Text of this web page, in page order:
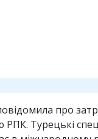
про
РПК. Турецькі